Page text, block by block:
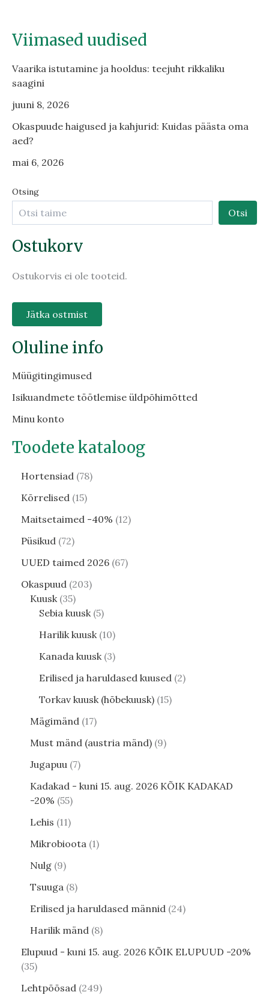
Viimased uudised
Vaarika istutamine ja hooldus: teejuht rikkaliku
saagini
juuni 8, 2026
Okaspuude haigused ja kahjurid: Kuidas päästa oma
aed?
mai 6, 2026
Otsing
Otsi
Ostukorv
Ostukorvis ei ole tooteid.
Jätka ostmist
Oluline info
Müügitingimused
Isikuandmete töötlemise üldpõhimõtted
Minu konto
Toodete kataloog
Hortensiad 78
Kõrrelised 15
Maitsetaimed -40% 12
Püsikud 72
UUED taimed 2026 67
Okaspuud 203
Kuusk 35
Sebia kuusk 5
Harilik kuusk 10
Kanada kuusk 3
Erilised ja haruldased kuused 2
Torkav kuusk (hõbekuusk) 15
Mägimänd 17
Must mänd (austria mänd) 9
Jugapuu 7
Kadakad - kuni 15. aug. 2026 KÕIK KADAKAD
-20% 55
Lehis 11
Mikrobioota 1
Nulg 9
Tsuuga 8
Erilised ja haruldased männid 24
Harilik mänd 8
Elupuud - kuni 15. aug. 2026 KÕIK ELUPUUD -20%
35
Lehtpõõsad 249